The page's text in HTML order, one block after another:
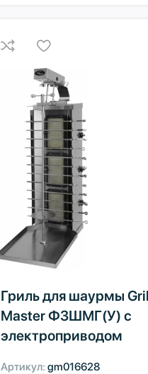
Гриль для шаурмы
Master Ф3ШМГ(У) с
электроприводом
Артикул: gm016628